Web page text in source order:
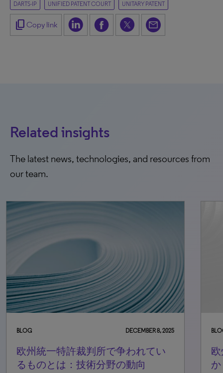
DARTS-IP UNIFIED PATENT COURT UNITARY PATENT
content_copy Copy link
Related insights
The latest news, technologies, and resources from
our team.
BLOG APRIL 16, 2026
欧州統一特許裁判所で勝つのは誰
か：2年間の審理実績が示す明確な